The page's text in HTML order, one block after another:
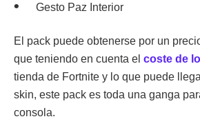
Gesto Paz Interior
El pack puede obtenerse por un
que teniendo en cuenta el coste de
tienda de Fortnite y lo que puede
skin, este pack es toda una ganga
consola.